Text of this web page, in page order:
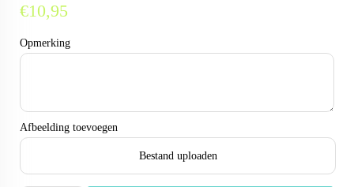
€10,95
Opmerking
Afbeelding toevoegen
Bestand uploaden